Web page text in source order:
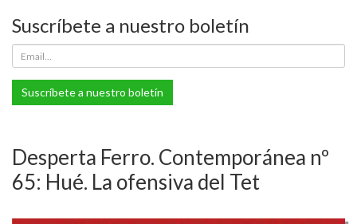
Suscríbete a nuestro boletín
Suscríbete a nuestro boletín
Desperta Ferro. Contemporánea nº
65: Hué. La ofensiva del Tet